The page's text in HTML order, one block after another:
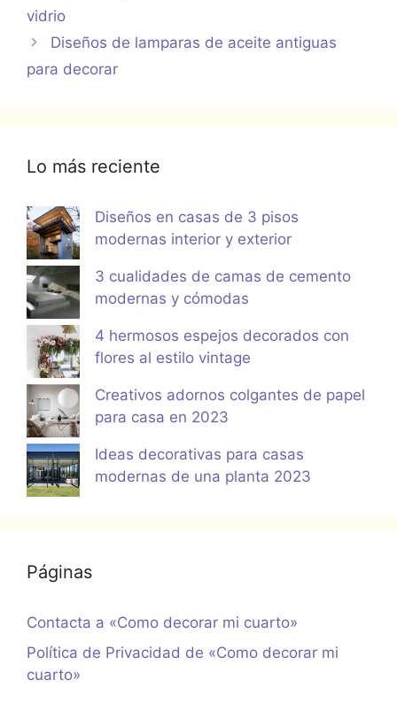
vidrio
Diseños de lamparas de aceite antiguas
para decorar
Lo más reciente
Diseños en casas de 3 pisos
modernas interior y exterior
3 cualidades de camas de cemento
modernas y cómodas
4 hermosos espejos decorados con
flores al estilo vintage
Creativos adornos colgantes de papel
para casa en 2023
Ideas decorativas para casas
modernas de una planta 2023
Páginas
Contacta a «Como decorar mi cuarto»
Política de Privacidad de «Como decorar mi
cuarto»